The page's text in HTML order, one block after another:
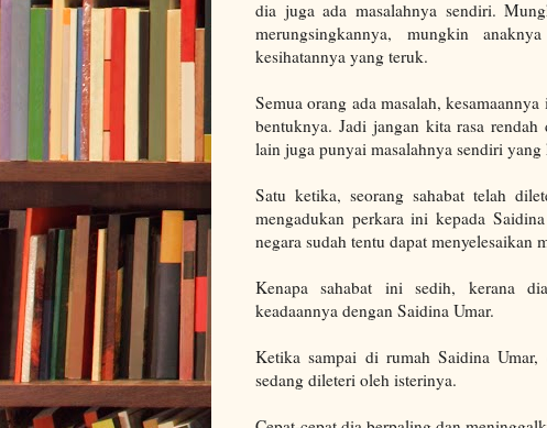
dia juga ada masalahnya sendiri.
merungsingkannya, mungkin
kesihatannya yang teruk.
Semua orang ada masalah,
bentuknya. Jadi jangan kita rasa
lain juga punyai masalahnya sendiri
Satu ketika, seorang sahabat telah
mengadukan perkara ini kepada
negara sudah tentu dapat menyelesaikan
Kenapa sahabat ini sedih, kerana
keadaannya dengan Saidina Umar.
Ketika sampai di rumah Saidina
sedang dileteri oleh isterinya.